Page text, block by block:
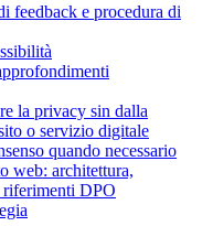
feedback e procedura di
la privacy sin dalla
o servizio digitale
quando necessario
web: architettura,
DPO